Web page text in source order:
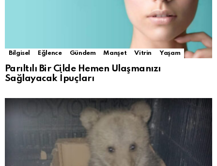
Bilgisel Eğlence Gündem Manşet Vitrin Yaşam
Parıltılı Bir Cilde Hemen Ulaşmanızı
Sağlayacak İpuçları